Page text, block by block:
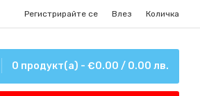
Регистрирайте се Влез Количка
0 продукт(а) - €0.00 / 0.00 лв.